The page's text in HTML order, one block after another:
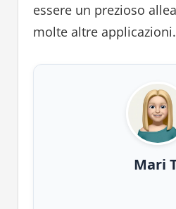
essere un prezioso
molte altre applicazioni.
Mari